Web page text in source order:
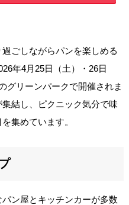
ごしながらパンを楽しめる
年4月25日（土）・26日
グリーンパークで開催されま
結し、ピクニック気分で味
集めています。
ン屋とキッチンカーが多数